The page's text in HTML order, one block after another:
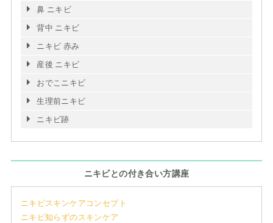
鼻 ニキビ
背中 ニキビ
ニキビ 赤み
産後 ニキビ
おでこニキビ
生理前ニキビ
ニキビ跡
ニキビとの付き合い方講座
ニキビスキンケアコンセプト
ニキビ知らずのスキンケア